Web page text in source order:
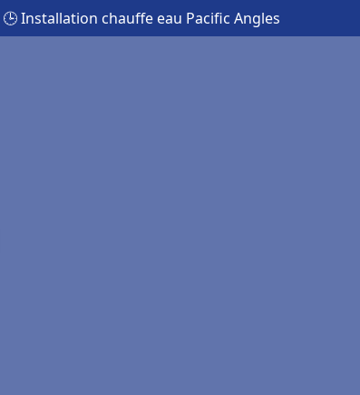
🕒 Installation chauffe eau Pacific Angles